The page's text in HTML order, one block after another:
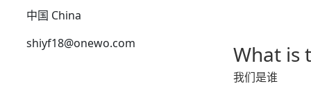
中国 China
shiyf18@onewo.com
What is
我们是谁